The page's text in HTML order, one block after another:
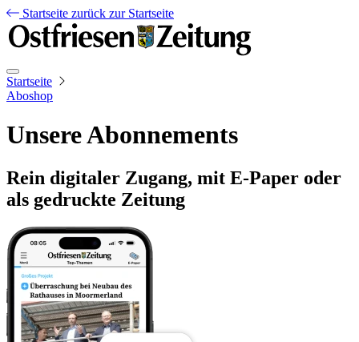
Startseite zurück zur Startseite
Startseite
Aboshop
Unsere Abonnements
Rein digitaler Zugang, mit E-Paper oder
als gedruckte Zeitung